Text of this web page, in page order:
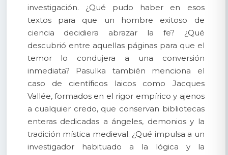
investigación. ¿Qué pudo haber en esos
textos para que un hombre exitoso de
ciencia decidiera abrazar la fe? ¿Qué
descubrió entre aquellas páginas para que el
temor lo condujera a una conversión
inmediata? Pasulka también menciona el
caso de científicos laicos como Jacques
Vallée, formados en el rigor empírico y ajenos
a cualquier credo, que conservan bibliotecas
enteras dedicadas a ángeles, demonios y la
tradición mística medieval. ¿Qué impulsa a un
investigador habituado a la lógica y la